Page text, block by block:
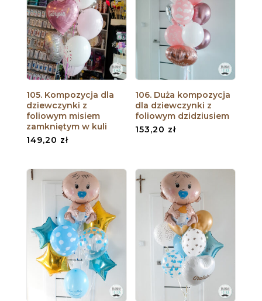
105. Kompozycja dla
dziewczynki z
foliowym misiem
zamkniętym w kuli
149,20 zł
106. Duża kompozycja
dla dziewczynki z
foliowym dzidziusiem
153,20 zł